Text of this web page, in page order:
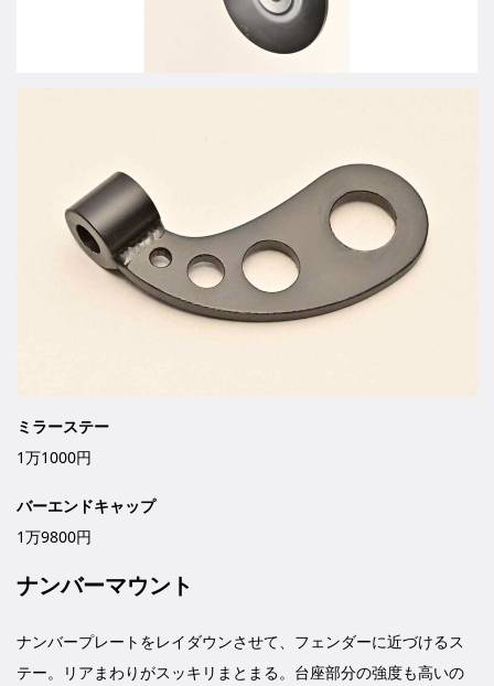
ミラーステー
1万1000円
バーエンドキャップ
1万9800円
ナンバーマウント
ナンバープレートをレイダウンさせて、フェンダーに近づけるス
テー。リアまわりがスッキリまとまる。台座部分の強度も高いの